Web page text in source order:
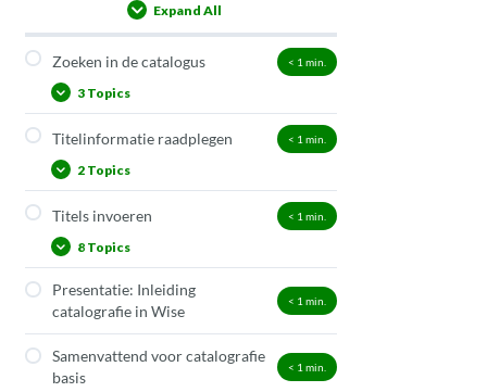
Expand All
Lessons
Zoeken in de catalogus < 1 min.
3 Topics
Zoeken in de catalogus
De resultatenlijst
Filteren in de catalogus
Titelinformatie raadplegen < 1 min.
2 Topics
Het titeldetailscherm
Het titelmuteerscherm
Titels invoeren < 1 min.
8 Topics
Wie mag titels invoeren en
bewerken?
Hoe is het titelbestand opgebouwd?
Wanneer een nieuwe titel invoeren?
Presentatie: Inleiding
catalografie in Wise
< 1 min.
Samenvattend voor catalografie
basis
< 1 min.